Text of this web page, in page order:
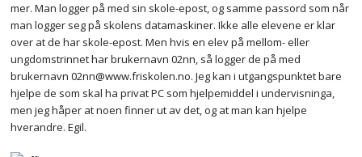
mer. Man logger på med sin skole-epost, og samme passord som når
man logger seg på skolens datamaskiner. Ikke alle elevene er klar
over at de har skole-epost. Men hvis en elev på mellom- eller
ungdomstrinnet har brukernavn 02nn, så logger de på med
brukernavn02nn@www.friskolen.no. Jeg kan i utgangspunktet bare
hjelpe de som skal ha privat PC som hjelpemiddel i undervisninga,
men jeg håper at noen finner ut av det, og at man kan hjelpe
hverandre. Egil.